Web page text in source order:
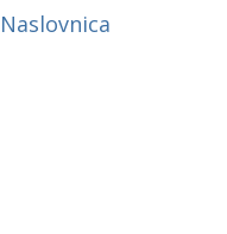
Naslovnica